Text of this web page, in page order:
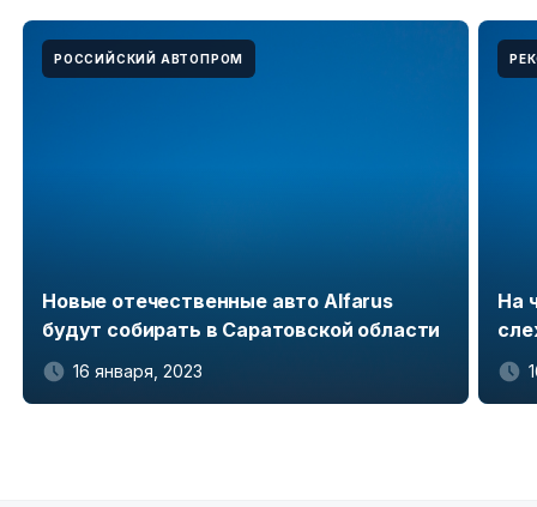
РОССИЙСКИЙ АВТОПРОМ
Новые отечественные авто Alfarus
будут собирать в Саратовской области
16 января, 2023
На